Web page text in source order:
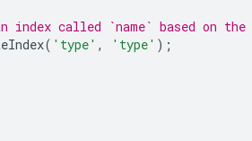
index called `name` based on
( 'type' , 'type' );